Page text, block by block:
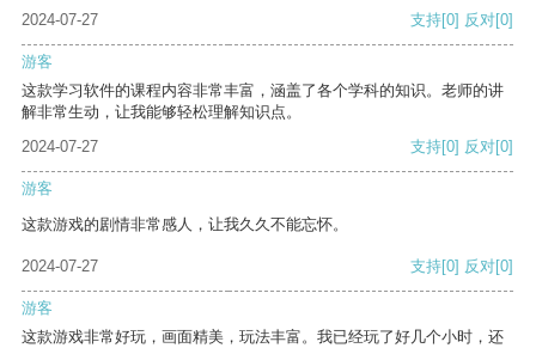
2024-07-27 支持[0] 反对[0]
游客
这款学习软件的课程内容非常丰富，涵盖了各个学科的知识。老师的讲
解非常生动，让我能够轻松理解知识点。
2024-07-27
支持[0] 反对[0]
游客
这款游戏的剧情非常感人，让我久久不能忘怀。
2024-07-27 支持[0] 反对[0]
游客
这款游戏非常好玩，画面精美，玩法丰富。我已经玩了好几个小时，还